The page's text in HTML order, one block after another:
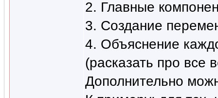
2. Главные
3. Создание
4. Объяснение
(расказать про все
Дополнительно